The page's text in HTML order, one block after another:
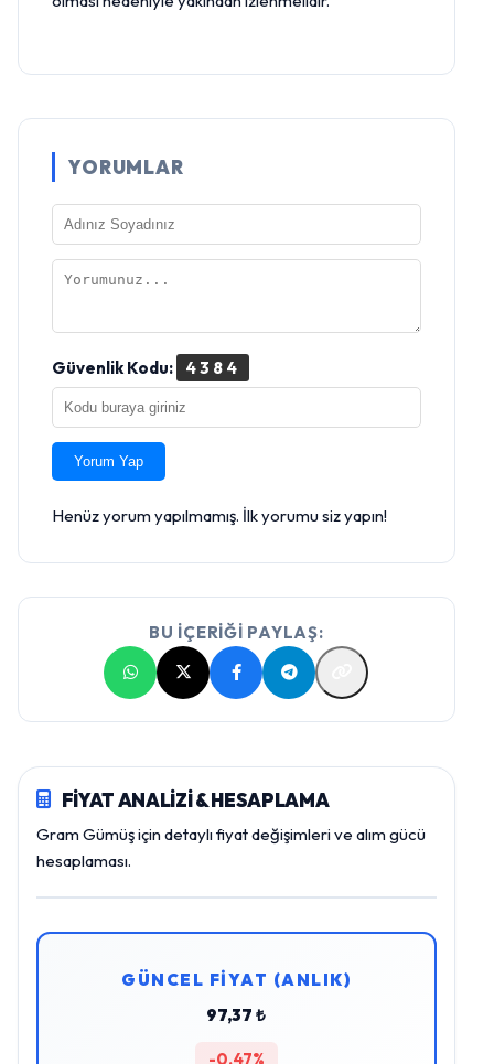
YORUMLAR
Güvenlik Kodu: 4384
Yorum Yap
Henüz yorum yapılmamış. İlk yorumu siz yapın!
BU İÇERİĞİ PAYLAŞ:
FİYAT ANALİZİ & HESAPLAMA
Gram Gümüş için detaylı fiyat değişimleri ve alım gücü
hesaplaması.
GÜNCEL FİYAT (ANLIK)
97,37 ₺
-0,47%